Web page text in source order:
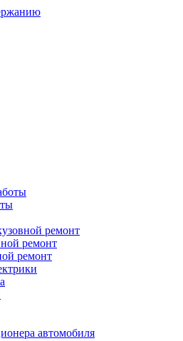
ремонт
ремонт
ремонт
автомобиля